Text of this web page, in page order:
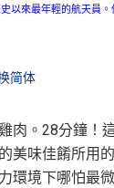
以來最年輕的航天員
简体
肉。28分鐘！
美味佳餚所用
環境下哪怕最